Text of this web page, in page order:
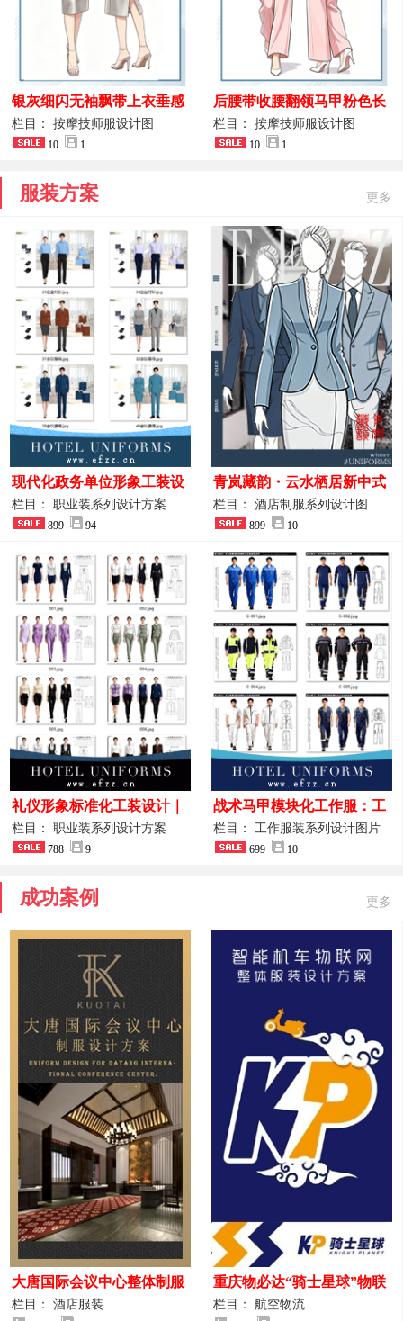
银灰细闪无袖飘带上衣垂感
开叉中长裙 星级酒店前厅礼
仪高级全套工作服
栏目： 按摩技师服设计图
10 1
后腰带收腰翻领马甲粉色长
裤套装 美容门店前台主管精
致高级工装
栏目： 按摩技师服设计图
10 1
服装方案 更多
现代化政务单位形象工装设
计｜国风会务接待西装制服
整套方案
栏目： 职业装系列设计方案
899 94
青岚藏韵・云水栖居新中式
酒店全岗位制服设计原创作
品图
栏目： 酒店制服系列设计图
899 10
礼仪形象标准化工装设计｜
高端服务业仪态塑造专属职
业装系列
栏目： 职业装系列设计方案
788 9
战术马甲模块化工作服：工
程巡检与设备调试岗位的多
功能收纳设计
栏目： 工作服装系列设计图片
699 10
成功案例 更多
大唐国际会议中心整体制服
设计案例
栏目： 酒店服装
重庆物必达“骑士星球”物联
网派送人员服装设计案例
栏目： 航空物流